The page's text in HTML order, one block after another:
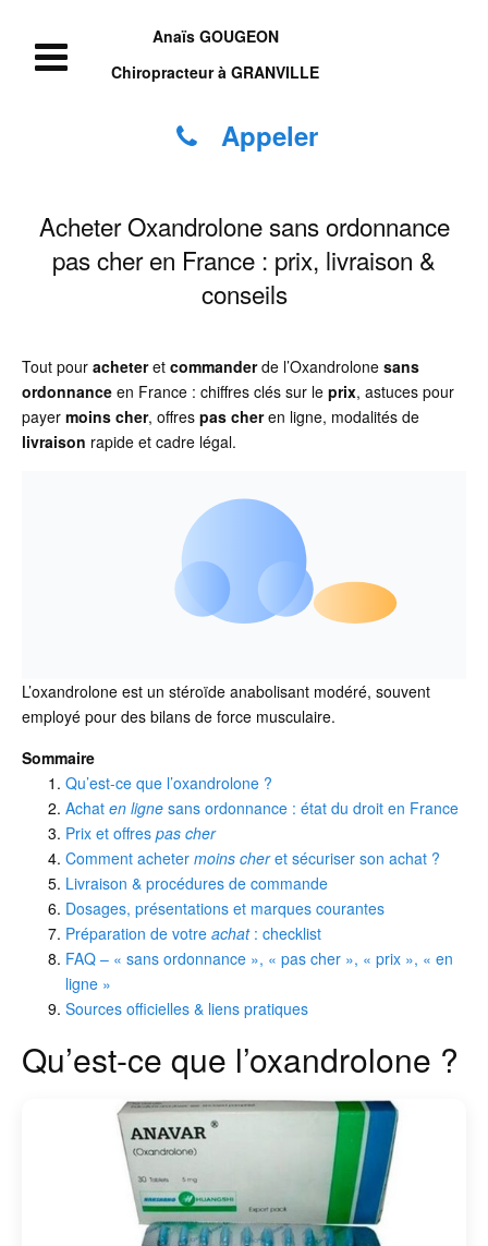
Anaïs GOUGEON
Chiropracteur à GRANVILLE
Appeler
Acheter Oxandrolone sans ordonnance
pas cher en France : prix, livraison &
conseils
Tout pour acheteret commanderde l’Oxandrolone sans
ordonnance en France : chiffres clés sur le prix, astuces pour
payer moins cher, offres pas cheren ligne, modalités de
livraison rapide et cadre légal.
L’oxandrolone est un stéroïde anabolisant modéré, souvent
employé pour des bilans de force musculaire.
Sommaire
Qu’est-ce que l’oxandrolone ?
Achat en ligne sans ordonnance : état du droit en France
Prix et offres pas cher
Comment acheter moins cheret sécuriser son achat ?
Livraison & procédures de commande
Dosages, présentations et marques courantes
Préparation de votre achat: checklist
FAQ – « sans ordonnance », « pas cher », « prix », « en
ligne »
Sources officielles & liens pratiques
Qu’est-ce que l’oxandrolone ?